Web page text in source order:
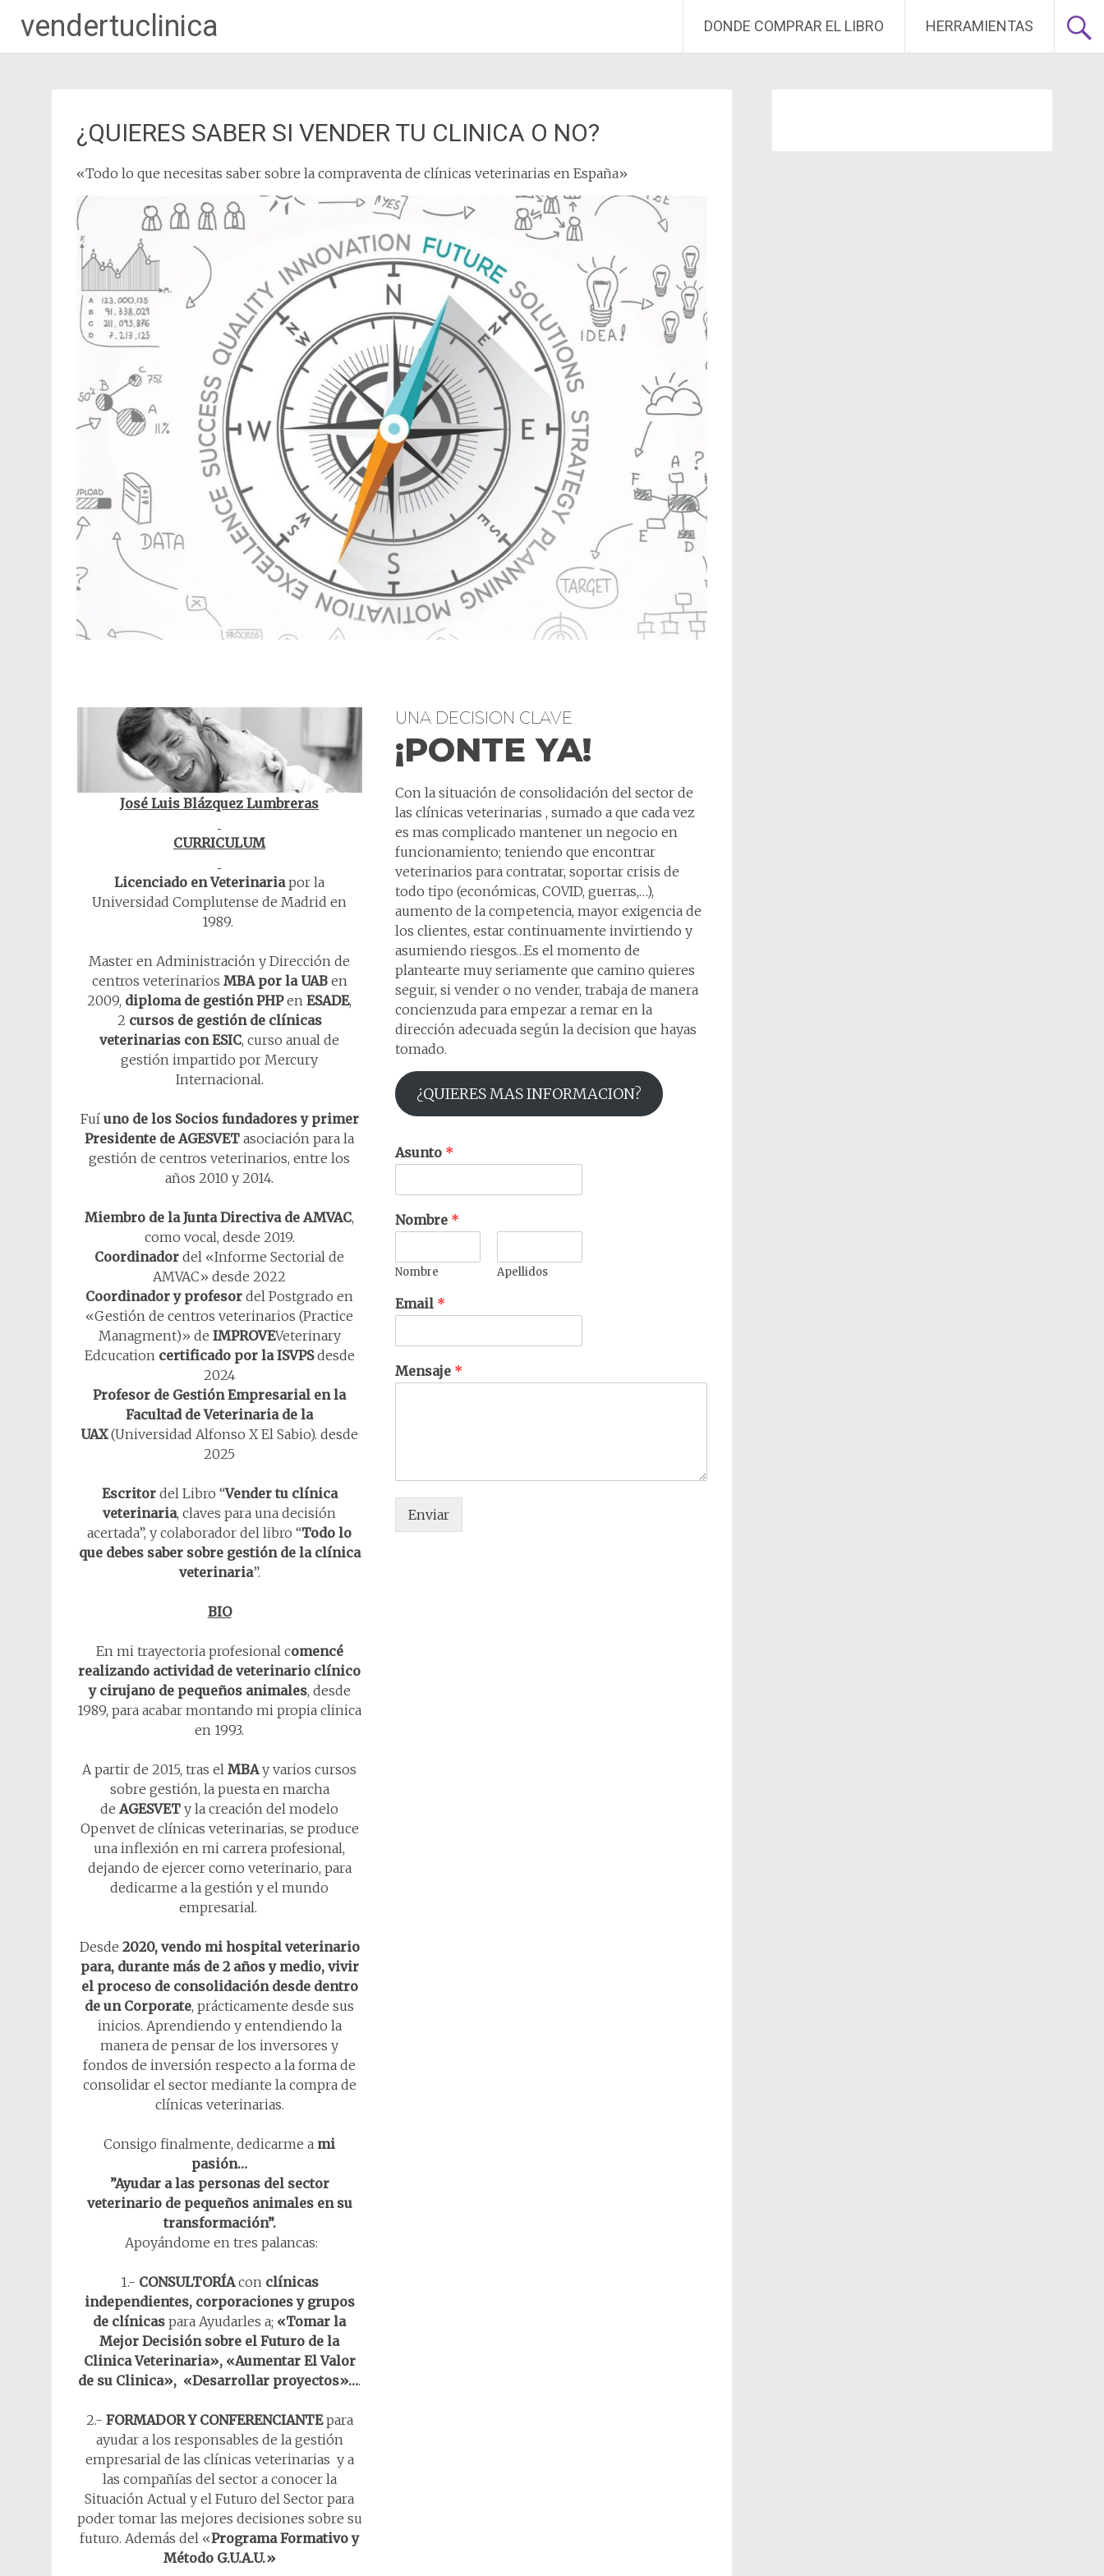
vendertuclinica DONDE COMPRAR EL LIBRO HERRAMIENTAS
¿QUIERES SABER SI VENDER TU CLINICA O NO?
«Todo lo que necesitas saber sobre la compraventa de clínicas veterinarias en España»
José Luis Blázquez Lumbreras
CURRICULUM
Licenciado en Veterinariapor la
Universidad Complutense de Madrid en
1989.
Master en Administración y Dirección de
centros veterinarios MBA por la UAB en
2009, diploma de gestión PHPenESADE,
2 cursos de gestión de clínicas
veterinarias con ESIC, curso anual de
gestión impartido por Mercury
Internacional.
Fuí uno de los Socios fundadores y primer
Presidente de AGESVET asociación para la
gestión de centros veterinarios, entre los
años 2010 y 2014.
Miembro de la Junta Directiva de AMVAC,
como vocal, desde 2019.
Coordinador del «Informe Sectorial de
AMVAC» desde 2022
Coordinador y profesordel Postgrado en
«Gestión de centros veterinarios (Practice
Managment)» de IMPROVEVeterinary
Edcucation certificado por la ISVPSdesde
2024
Profesor de Gestión Empresarial en la
Facultad de Veterinaria de la
UAX(Universidad Alfonso X El Sabio). desde
2025
Escritordel Libro “Vender tu clínica
veterinaria, claves para una decisión
acertada”, y colaborador del libro “Todo lo
que debes saber sobre gestión de la clínica
veterinaria”.
BIO
En mi trayectoria profesional comencé
realizando actividad de veterinario clínico
y cirujano de pequeños animales, desde
1989, para acabar montando mi propia clinica
en 1993.
A partir de 2015, tras elMBAy varios cursos
sobre gestión, la puesta en marcha
deAGESVET y la creación del modelo
Openvet de clínicas veterinarias, se produce
una inflexión en mi carrera profesional,
dejando de ejercer como veterinario, para
dedicarme a la gestión y el mundo
empresarial.
Desde 2020, vendo mi hospital veterinario
para, durante más de 2 años y medio, vivir
el proceso de consolidación desde dentro
de un Corporate, prácticamente desde sus
inicios. Aprendiendo y entendiendo la
manera de pensar de los inversores y
fondos de inversión respecto a la forma de
consolidar el sector mediante la compra de
clínicas veterinarias.
Consigo finalmente, dedicarme a mi
pasión…
”Ayudar a las personas del sector
veterinario de pequeños animales en su
transformación”.
Apoyándome en tres palancas:
1.- CONSULTORÍAcon clínicas
independientes, corporaciones y grupos
de clínicas para Ayudarles a; «Tomar la
Mejor Decisión sobre el Futuro de la
Clinica Veterinaria», «Aumentar El Valor
de su Clinica», «Desarrollar proyectos»….
2.- FORMADOR Y CONFERENCIANTEpara
ayudar a los responsables de la gestión
empresarial de las clínicas veterinarias y a
las compañías del sector a conocer la
Situación Actual y el Futuro del Sector para
poder tomar las mejores decisiones sobre su
futuro. Además del «Programa Formativo y
Método G.U.A.U.»
UNA DECISION CLAVE
¡PONTE YA!
Con la situación de consolidación del sector de
las clínicas veterinarias , sumado a que cada vez
es mas complicado mantener un negocio en
funcionamiento; teniendo que encontrar
veterinarios para contratar, soportar crisis de
todo tipo (económicas, COVID, guerras,…),
aumento de la competencia, mayor exigencia de
los clientes, estar continuamente invirtiendo y
asumiendo riesgos…Es el momento de
plantearte muy seriamente que camino quieres
seguir, si vender o no vender, trabaja de manera
concienzuda para empezar a remar en la
dirección adecuada según la decision que hayas
tomado.
¿QUIERES MAS INFORMACION?
Asunto *
Nombre *
Nombre Apellidos
Email *
Mensaje *
Enviar